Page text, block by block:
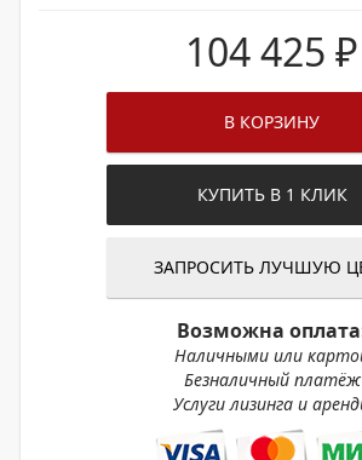
104 425 ₽
В КОРЗИНУ
КУПИТЬ В 1 КЛИК
ЗАПРОСИТЬ ЛУЧШУЮ
Возможна
Наличными или
Безналичный платёж
Услуги лизинга и